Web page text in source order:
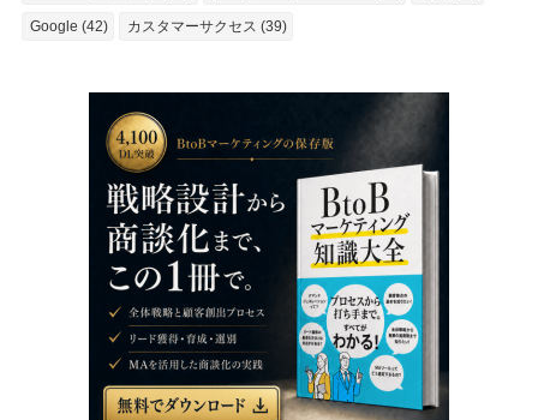
Google (42) カスタマーサクセス (39)